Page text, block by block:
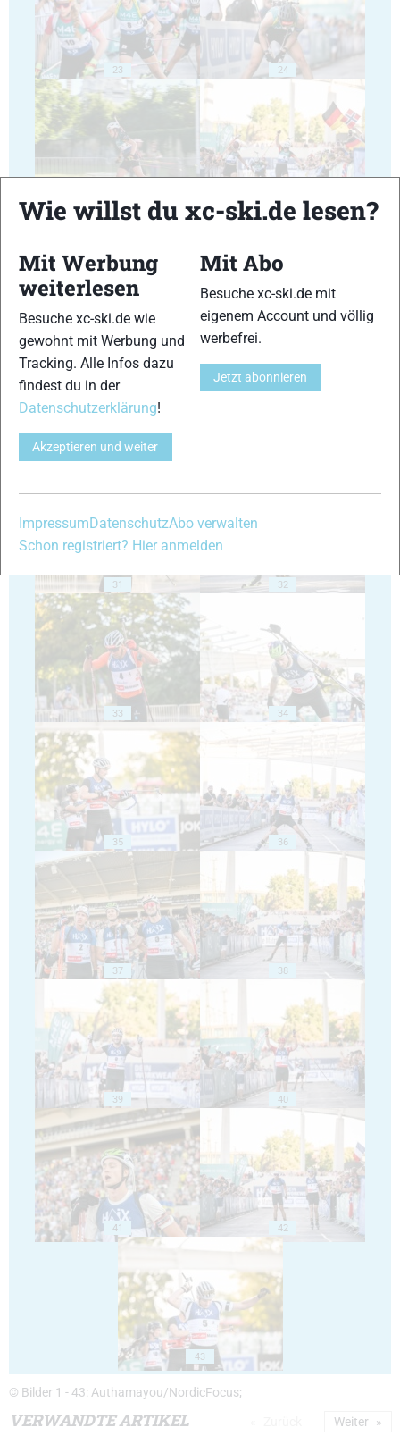
23 24
25 26
27
31 32
33 34
35 36
37 38
39 40
41 42
43
© Bilder 1 - 43: Authamayou/NordicFocus;
VERWANDTE ARTIKEL Weiter
Wie willst du xc-ski.de lesen?
Mit Werbung
weiterlesen
Besuche xc-ski.de wie
gewohnt mit Werbung und
Tracking. Alle Infos dazu
findest du in der
Datenschutzerklärung!
Akzeptieren und weiter
Mit Abo
Besuche xc-ski.de mit
eigenem Account und völlig
werbefrei.
Jetzt abonnieren
ImpressumDatenschutzAbo verwalten
Schon registriert? Hier anmelden